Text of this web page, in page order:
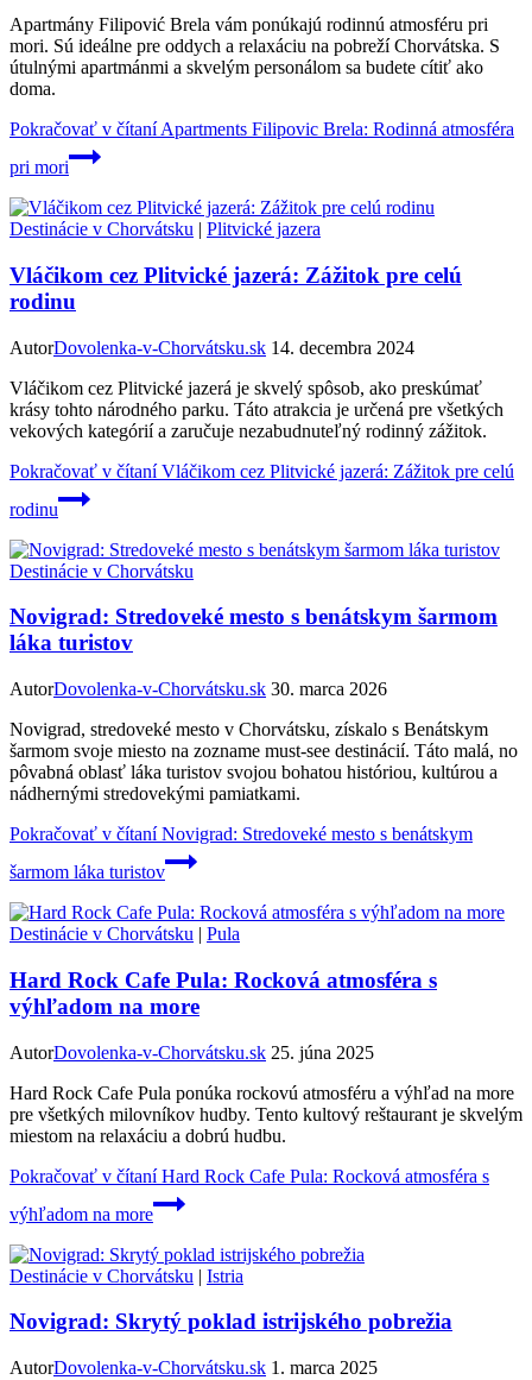
Apartmány Filipović Brela vám ponúkajú rodinnú atmosféru pri
mori. Sú ideálne pre oddych a relaxáciu na pobreží Chorvátska. S
útulnými apartmánmi a skvelým personálom sa budete cítiť ako
doma.
Pokračovať v čítaníApartments Filipovic Brela: Rodinná atmosféra
pri mori
Destinácie v Chorvátsku | Plitvické jazera
Vláčikom cez Plitvické jazerá: Zážitok pre celú
rodinu
AutorDovolenka-v-Chorvátsku.sk 14. decembra 2024
Vláčikom cez Plitvické jazerá je skvelý spôsob, ako preskúmať
krásy tohto národného parku. Táto atrakcia je určená pre všetkých
vekových kategórií a zaručuje nezabudnuteľný rodinný zážitok.
Pokračovať v čítaníVláčikom cez Plitvické jazerá: Zážitok pre celú
rodinu
Destinácie v Chorvátsku
Novigrad: Stredoveké mesto s benátskym šarmom
láka turistov
AutorDovolenka-v-Chorvátsku.sk 30. marca 2026
Novigrad, stredoveké mesto v Chorvátsku, získalo s Benátskym
šarmom svoje miesto na zozname must-see destinácií. Táto malá, no
pôvabná oblasť láka turistov svojou bohatou históriou, kultúrou a
nádhernými stredovekými pamiatkami.
Pokračovať v čítaníNovigrad: Stredoveké mesto s benátskym
šarmom láka turistov
Destinácie v Chorvátsku | Pula
Hard Rock Cafe Pula: Rocková atmosféra s
výhľadom na more
AutorDovolenka-v-Chorvátsku.sk 25. júna 2025
Hard Rock Cafe Pula ponúka rockovú atmosféru a výhľad na more
pre všetkých milovníkov hudby. Tento kultový reštaurant je skvelým
miestom na relaxáciu a dobrú hudbu.
Pokračovať v čítaníHard Rock Cafe Pula: Rocková atmosféra s
výhľadom na more
Destinácie v Chorvátsku | Istria
Novigrad: Skrytý poklad istrijského pobrežia
AutorDovolenka-v-Chorvátsku.sk 1. marca 2025